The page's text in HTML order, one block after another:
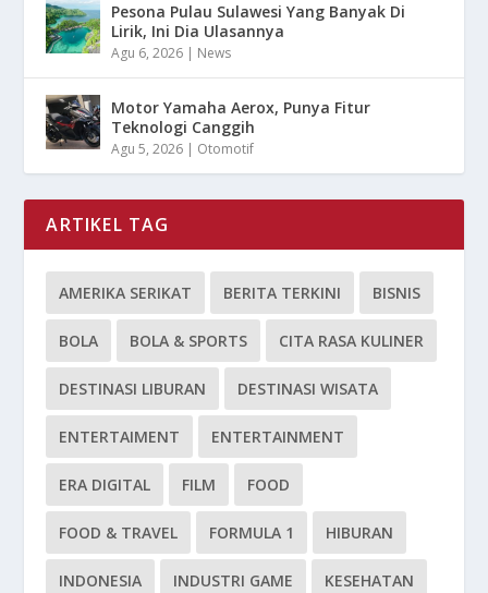
Pesona Pulau Sulawesi Yang Banyak Di
Lirik, Ini Dia Ulasannya
Agu 6, 2026 | News
Motor Yamaha Aerox, Punya Fitur
Teknologi Canggih
Agu 5, 2026 | Otomotif
ARTIKEL TAG
AMERIKA SERIKAT BERITA TERKINI BISNIS
BOLA BOLA & SPORTS CITA RASA KULINER
DESTINASI LIBURAN DESTINASI WISATA
ENTERTAIMENT ENTERTAINMENT
ERA DIGITAL FILM FOOD
FOOD & TRAVEL FORMULA 1 HIBURAN
INDONESIA INDUSTRI GAME KESEHATAN